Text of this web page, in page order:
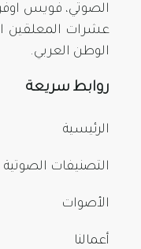
الصوتي، فويس
عشرات المعلقين
الوطن العربي.
روابط سريعة
الرئيسية
التصنيفات الصوتية
الأصوات
أعمالنا